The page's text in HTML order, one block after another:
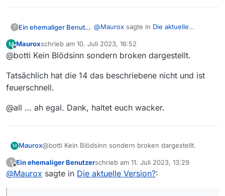
? Ein ehemaliger Benutzer @Maurox sagte in Die aktuelle
Übrigens, die 14.0.0 ist nur für
Blödsinn!
M
Offline
Mauroxschrieb am 10. Juli 2023, 16:52
zuletzt editiert von
@botti Kein Blödsinn sondern broken dargestellt.
Tatsächlich hat die 14 das beschriebene nicht und ist
feuerschnell.
@all … ah egal. Dank, haltet euch wacker.
M Maurox@botti Kein Blödsinn sondern broken dargestellt.
Tatsächlich hat die 14 das beschriebene nicht und ist
feuerschnell.
?
Offline
Ein ehemaliger Benutzerschrieb am 11. Juli 2023, 13:29
zuletzt editiert von
@Maurox sagte in Die aktuelle Version?: